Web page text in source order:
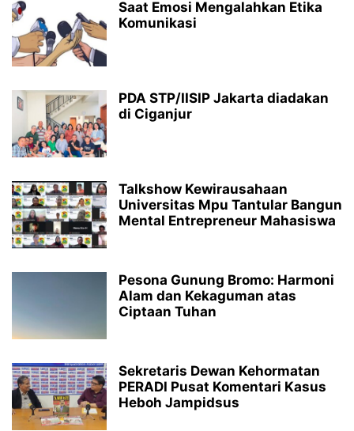
Saat Emosi Mengalahkan Etika
Komunikasi
PDA STP/IISIP Jakarta diadakan
di Ciganjur
Talkshow Kewirausahaan
Universitas Mpu Tantular Bangun
Mental Entrepreneur Mahasiswa
Pesona Gunung Bromo: Harmoni
Alam dan Kekaguman atas
Ciptaan Tuhan
Sekretaris Dewan Kehormatan
PERADI Pusat Komentari Kasus
Heboh Jampidsus